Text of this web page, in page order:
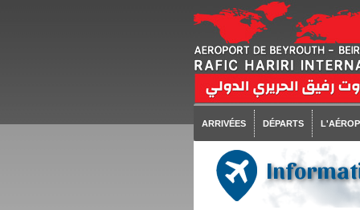
ARRIVÉES DÉPARTS